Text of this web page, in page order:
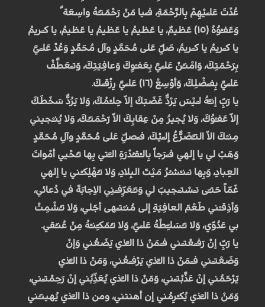
عُدْتَ عَلـَيْهِمْ بِالرَّحْمَةِ، فـَيا مَنْ رَحْمَتـُهُ واسِعَة ٌ
وَعَفـْوُهُ (۱٥) عَظيمٌ، يا عَظيمُ يا عَظيمُ يا عَظيمُ، يا كـَريمُ
يا كـَريمُ يا كـَريمُ، صَلِّ عَلى مُحَمَّدٍ وآل مُحَمَّدٍ وَعُدْ عَلـَيَّ
بِرَحْمَتِكَ، وَامْنـُنْ عَلـَيَّ بِعَفـْوِكَ وَعافِيَتِكَ، وَتـَعَطَّفْ
عَلـَيَّ بِفـَضْلِكَ، وَأوْسِعْ (۱٦) عَلـَيَّ رِزْقـَكَ.
يا رَبِّ إنـَّهُ لـَيْسَ يَرْدُّ غَضَبَكَ إلاّ حِلـْمُكَ، وَلا يَرُدُّ سَخَطَكَ
إلاّ عَفـْوُكَ، وَلا يُجيرُ مِنْ عِقابِكَ الاّ رَحْمَتـُكَ، وَلا يُنـْجيني
مِنـْكَ الاّ التـَّضَرُّعُ إلـَيْكَ، فـَصَلِّ عَلى مُحَمَّدٍ وآلِ مُحَمَّدٍ
وَهَبْ لي يا إلهي فـَرَجاً بِالـْقـُدْرَةِ الـَّتي بِها تـُحْيي أمْواتَ
العِبادِ، وَبِها تـَنـْشـُرُ مَيْتَ البِلادِ، وَلا تـُهْلِكـْني يا إلهي
غَمّاً حَتـّى تـَسْتـَجيبَ لي وَتـُعَرِّفـَنِي الاِجابَةَ في دُعائي،
وَأذِقـْني طَعْمَ العافِيَةِ إلى مُنـْتـَهى أجَلي، وَلا تـُشْمِتْ
بي عَدُوّي، وَلا تـُسَلـِّطْهُ عَلـَيَّ، وَلا تـُمَكـِّنـْهُ مِنْ عُنـُقي.
يا رَبِّ إنْ رَفـَعْتـَني فـَمَنْ ذا الـَّذي يَضَعُني وَإنْ
وَضَعْتـَني فـَمَنْ ذا الـَّذي يَرْفـَعُني، وَمَنْ ذا الـَّذي
يَرْحَمُني إنْ عَذَّبْتـَني، وَمَنْ ذا الـَّذي يُعَذِّبُني إنْ رَحِمْتـَني،
وَمَنْ ذا الـَّذي يُكـْرِمُني إن أهنتني، ومن ذا الـَّذي يُهينـُني